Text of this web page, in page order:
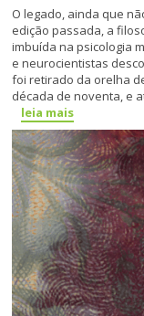
O legado, ainda que
edição passada, a
imbuída na psicologia
e neurocientistas
foi retirado da orelha
década de noventa, e
leia mais